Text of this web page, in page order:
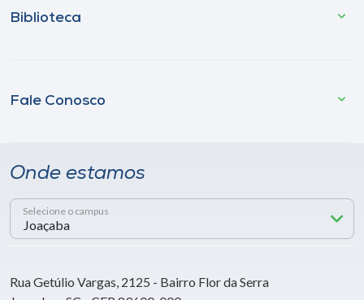
Biblioteca
Fale Conosco
Onde estamos
Selecione o campus
Rua Getúlio Vargas, 2125 - Bairro Flor da Serra